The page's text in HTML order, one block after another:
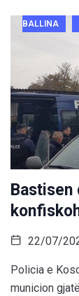
BALLINA
Bastisen
22/07/
Policia e
municion